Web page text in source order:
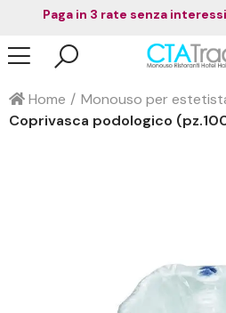
Paga in 3 rate
Home
Monouso per
Coprivasca podologico